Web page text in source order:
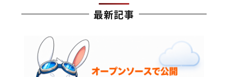
最新記事